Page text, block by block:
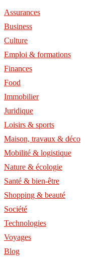
Assurances
Business
Culture
Emploi & formations
Finances
Food
Immobilier
Juridique
Loisirs & sports
Maison, travaux & déco
Mobilité & logistique
Nature & écologie
Santé & bien-être
Shopping & beauté
Société
Technologies
Voyages
Blog